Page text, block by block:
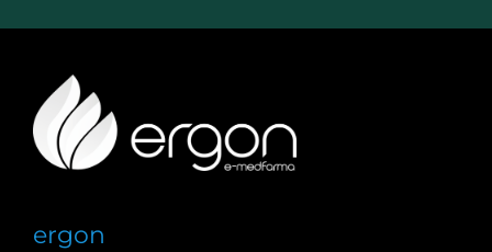
ergon